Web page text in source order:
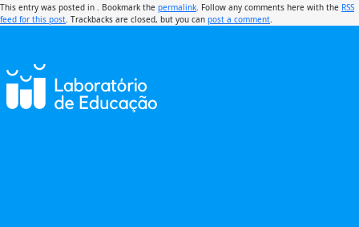
This entry was posted in . Bookmark the permalink . Follow any comments here with the RSS
feed for this post . Trackbacks are closed, but you can post a comment